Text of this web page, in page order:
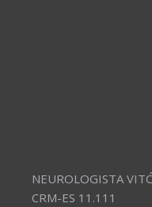
NEUROLOGISTA
CRM-ES 11.111